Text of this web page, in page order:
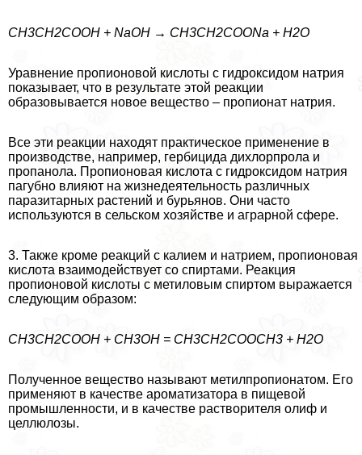
CH3CH2COOH + NaOH → CH3CH2COONa + H2O
Уравнение пропионовой кислоты с гидроксидом натрия
показывает, что в результате этой реакции
образовывается новое вещество – пропионат натрия.
Все эти реакции находят пpaктическое применение в
производстве, например, гербицида дихлорпрола и
пропанола. Пропионовая кислота с гидроксидом натрия
пагубно влияют на жизнедеятельность различных
паразитарных растений и бурьянов. Они часто
используются в сельском хозяйстве и аграрной сфере.
3. Также кроме реакций с калием и натрием, пропионовая
кислота взаимодействует со спиртами. Реакция
пропионовой кислоты с метиловым спиртом выражается
следующим образом:
CH3CH2COOH + СН3OH = CH3CH2COOСН3 + Н2О
Полученное вещество называют метилпропионатом. Его
применяют в качестве ароматизатора в пищевой
промышленности, и в качестве растворителя олиф и
целлюлозы.